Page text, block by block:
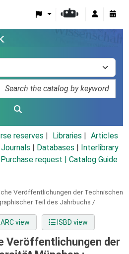
reserves Libraries
Articles
Databases
Interlibrary
Purchase request | Catalog Guide
Veröffentlichungen der Technischen
Teil des Jahrbuchs /
view ISBD view
Veröffentlichungen der